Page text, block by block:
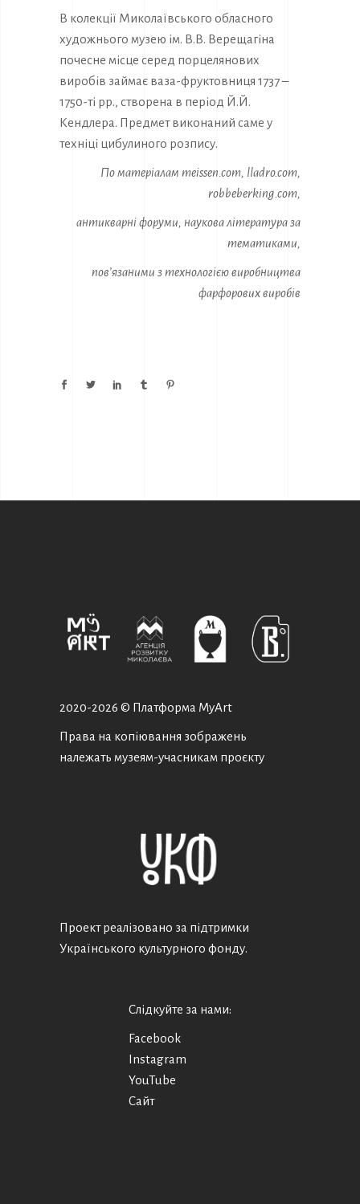
В колекції Миколаївського обласного
художнього музею ім. В.В. Верещагіна
почесне місце серед порцелянових
виробів займає ваза-фруктовниця 1737 –
1750-ті рр., створена в період Й.Й.
Кендлера. Предмет виконаний саме у
техніці цибулиного розпису.
По матеріалам meissen.com, lladro.com,
robbeberking.com,
антикварні форуми, наукова література за
тематиками,
пов’язаними з технологією виробництва
фарфорових виробів
2020-2026 © Платформа MyArt
Права на копіювання зображень
належать музеям-учасникам проєкту
Проект реалізовано за підтримки
Українського культурного фонду.
Слідкуйте за нами:
Facebook
Instagram
YouTube
Сайт